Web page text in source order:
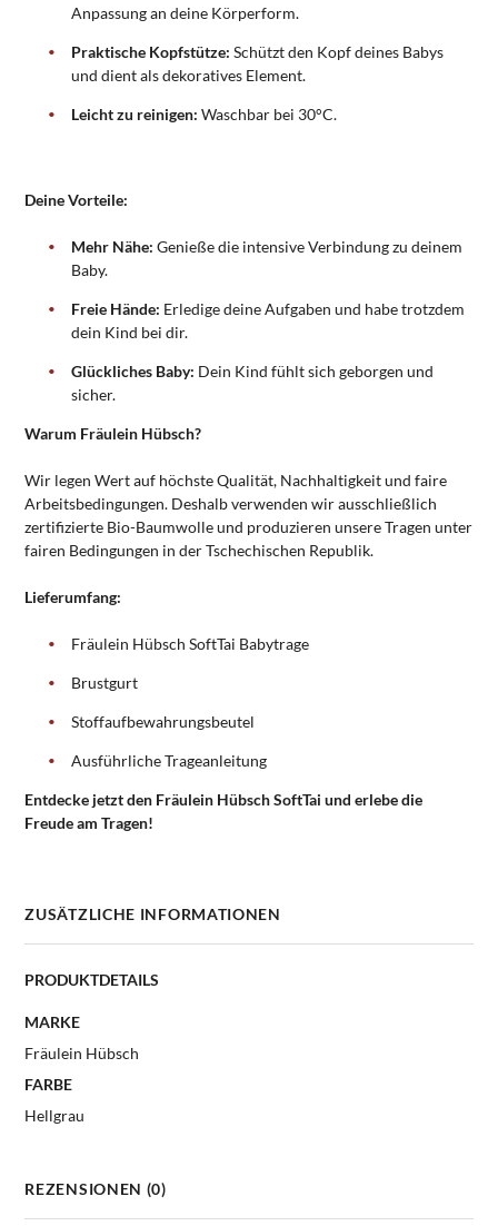
Anpassung an deine Körperform.
Praktische Kopfstütze: Schützt den Kopf deines Babys
und dient als dekoratives Element.
Leicht zu reinigen: Waschbar bei 30°C.
Deine Vorteile:
Mehr Nähe: Genieße die intensive Verbindung zu deinem
Baby.
Freie Hände: Erledige deine Aufgaben und habe trotzdem
dein Kind bei dir.
Glückliches Baby: Dein Kind fühlt sich geborgen und
sicher.
Warum Fräulein Hübsch?
Wir legen Wert auf höchste Qualität, Nachhaltigkeit und faire
Arbeitsbedingungen. Deshalb verwenden wir ausschließlich
zertifizierte Bio-Baumwolle und produzieren unsere Tragen unter
fairen Bedingungen in der Tschechischen Republik.
Lieferumfang:
Fräulein Hübsch SoftTai Babytrage
Brustgurt
Stoffaufbewahrungsbeutel
Ausführliche Trageanleitung
Entdecke jetzt den Fräulein Hübsch SoftTai und erlebe die
Freude am Tragen!
ZUSÄTZLICHE INFORMATIONEN
PRODUKTDETAILS
MARKE
Fräulein Hübsch
FARBE
Hellgrau
REZENSIONEN (0)